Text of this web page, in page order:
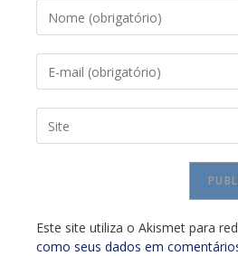
seu
ou
nome
usuário
para
seu
de
e-
(opcional)
Este site utiliza o Akismet para
como seus dados em